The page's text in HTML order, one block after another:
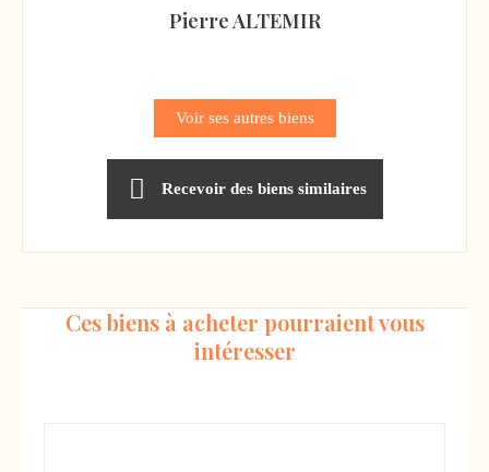
Pierre ALTEMIR
Voir ses autres biens
Recevoir des biens similaires
Ces biens à acheter pourraient vous
intéresser